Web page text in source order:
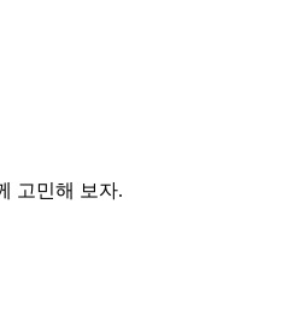
고민해 보자.